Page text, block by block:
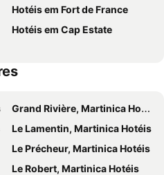
Hotéis em Fort de France
Hotéis em Cap Estate
Grand Rivière, Martinica Hotéis
Le Lamentin, Martinica Hotéis
Le Précheur, Martinica Hotéis
Le Robert, Martinica Hotéis